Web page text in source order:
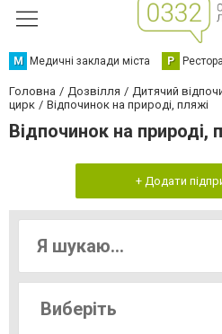
М Медичні заклади міста Р
Головна Дозвілля
Дитячий
цирк
Відпочинок на природі, пляжі
Відпочинок на природі,
+ Додати